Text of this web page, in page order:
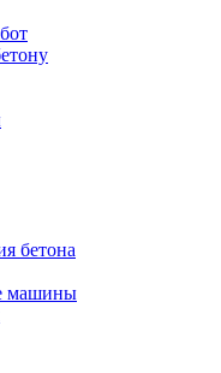
бетона
машины